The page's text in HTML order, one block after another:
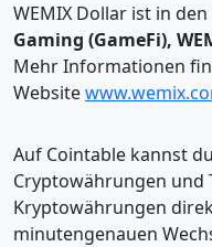
WEMIX Dollar ist in
Gaming (GameFi),
Mehr Informationen
Website
Auf Cointable kannst
Cryptowährungen und
Kryptowährungen
minutengenauen